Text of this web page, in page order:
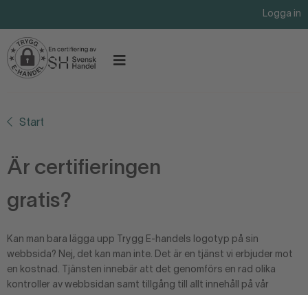
Logga in
Start
Är certifieringen
gratis?
Kan man bara lägga upp Trygg E-handels logotyp på sin
webbsida? Nej, det kan man inte. Det är en tjänst vi erbjuder mot
en kostnad. Tjänsten innebär att det genomförs en rad olika
kontroller av webbsidan samt tillgång till allt innehåll på vår